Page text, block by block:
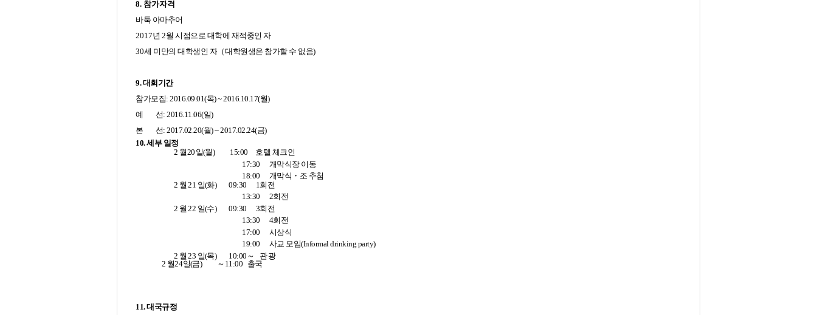
8. 참가자격
바둑 아마추어
2017년 2월 시점으로 대학에 재적중인 자
30세 미만의 대학생인 자 （대학원생은 참가할 수 없음)
9. 대회기간
참가모집: 2016.09.01(목) ~ 2016.10.17(월)
예 선: 2016.11.06(일)
본 선: 2017.02.20(월) ~ 2017.02.24(금)
10. 세부 일정
2 월20 일(월) 15:00
호텔 체크인
17:30
개막식장 이동
18:00
개막식 ・ 조 추첨
2 월 21 일(화) 09:30 1 회전
13:30
2회전
2 월 22 일(수) 09:30 3회전
13:30
4회전
17:00
시상식
19:00
사교 모임(Informal drinking party)
2 월 23 일(목) 10:00 ～
관광
2 월24일(금) ～ 11:00 출국
11. 대국규정